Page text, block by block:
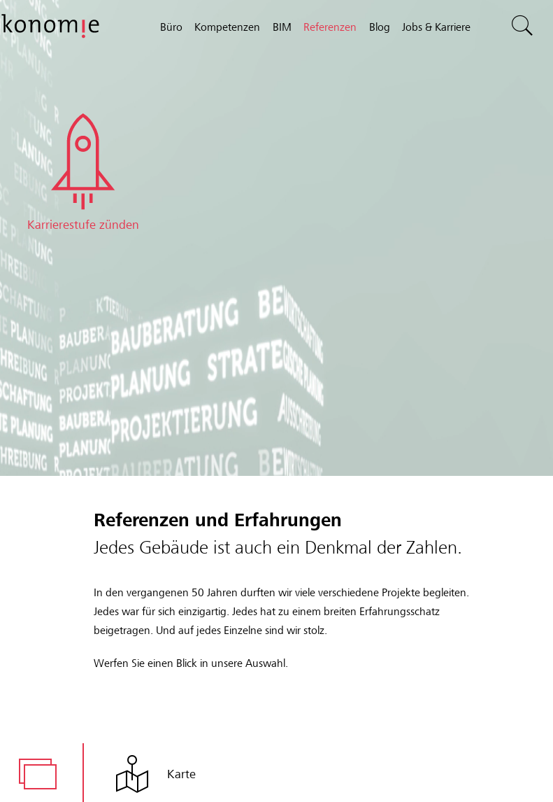
Büro Kompetenzen BIM Referenzen Blog Jobs & Karriere
Karrierestufe zünden
Referenzen und Erfahrungen
Jedes Gebäude ist auch ein Denkmal der Zahlen.
In den vergangenen 50 Jahren durften wir viele verschiedene Projekte begleiten.
Jedes war für sich einzigartig. Jedes hat zu einem breiten Erfahrungsschatz
beigetragen. Und auf jedes Einzelne sind wir stolz.
Werfen Sie einen Blick in unsere Auswahl.
Karte